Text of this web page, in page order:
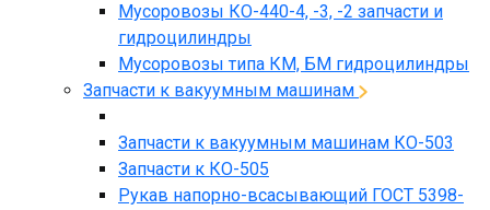
Мусоровозы КО-440-4, -3, -2 запчасти и
гидроцилиндры
Мусоровозы типа КМ, БМ гидроцилиндры
Запчасти к вакуумным машинам
Запчасти к вакуумным машинам КО-503
Запчасти к КО-505
Рукав напорно-всасывающий ГОСТ 5398-